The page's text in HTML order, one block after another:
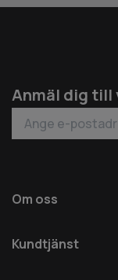
Anmäl dig till
Om oss
Kundtjänst